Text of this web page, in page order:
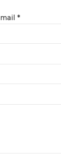
*